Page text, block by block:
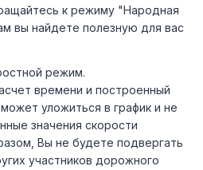
к режиму "Народная
вы найдете полезную для вас
режим.
времени и построенный
уложиться в график и не
значения скорости
Вы не будете подвергать
участников дорожного